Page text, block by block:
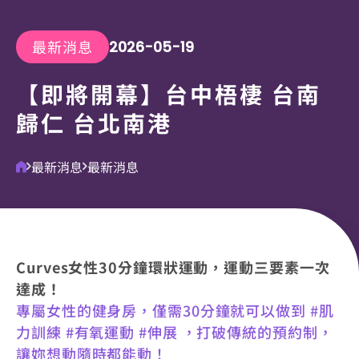
永續企業
分店據點
聯絡我們
最新消息 2026-05-19
【即將開幕】台中梧棲 台南
歸仁 台北南港
最新消息 最新消息
Curves女性30分鐘環狀運動，運動三要素一次
達成！
專屬女性的健身房，僅需30分鐘就可以做到 #肌
力訓練 #有氧運動 #伸展 ，打破傳統的預約制，
讓妳想動隨時都能動！